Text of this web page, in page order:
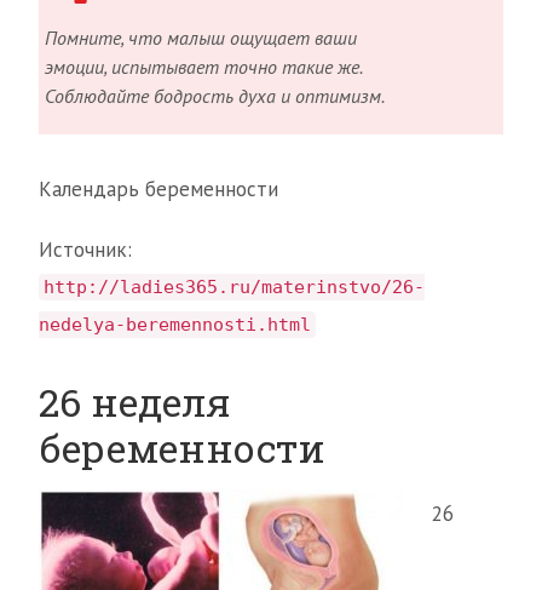
Помните, что малыш ощущает ваши
эмоции, испытывает точно такие же.
Соблюдайте бодрость духа и оптимизм.
Календарь беременности
Источник:
http://ladies365.ru/materinstvo/26-
nedelya-beremennosti.html
26 неделя
беременности
26